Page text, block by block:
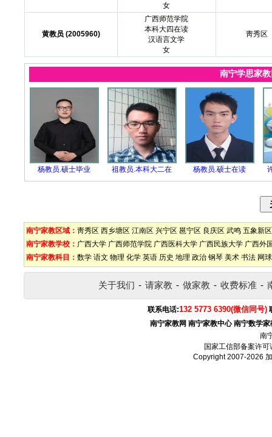
女
黄教员 (2005960)
广西师范学院
本科大四在读
汉语言文学
女
靑秀区
南宁学思家
杨教员.硕士毕业 祖教员.本科大二在 杨教员.硕士在读
南宁家教区域： 靑秀区 西乡塘区 江南区 兴宁区 邕宁区 良庆区 武鸣 五象新区
南宁家教学校： 广西大学 广西师范学院 广西医科大学 广西民族大学 广西外
南宁家教科目： 数学 语文 物理 化学 英语 历史 地理 政治 钢琴 美术 书法 网球
关于我们 - 请家教 - 做家教 - 收费标准 -
联系电话:132 5773 6390(微信同号)
南宁家教网 南宁家教中心 南宁数学家
南
国家工信部备案许可
Copyright 2007-2026